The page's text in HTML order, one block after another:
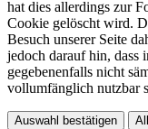
hat dies allerdings zur
Cookie gelöscht wird.
Besuch unserer Seite
jedoch darauf hin, dass
gegebenenfalls nicht
vollumfänglich nutzbar
Auswahl bestätigen